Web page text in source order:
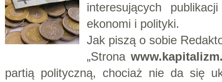
interesujących
ekonomi i polityki.
Jak piszą o sobie
„Strona
partią polityczną, chociaż nie da się